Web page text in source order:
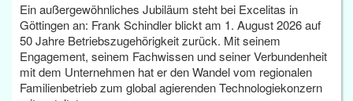
Ein außergewöhnliches Jubiläum steht bei Excelitas in
Göttingen an: Frank Schindler blickt am 1. August 2026 auf
50 Jahre Betriebszugehörigkeit zurück. Mit seinem
Engagement, seinem Fachwissen und seiner Verbundenheit
mit dem Unternehmen hat er den Wandel vom regionalen
Familienbetrieb zum global agierenden Technologiekonzern